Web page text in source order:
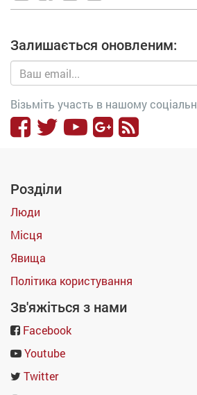
Залишається оновленим:
Візьміть участь в нашому
Розділи
Люди
Місця
Явища
Політика користування
Зв'яжіться з нами
Facebook
Youtube
Twitter